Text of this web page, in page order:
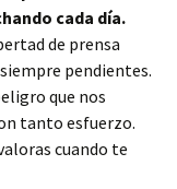
cada día.
de prensa
pendientes.
que nos
tanto esfuerzo.
cuando te